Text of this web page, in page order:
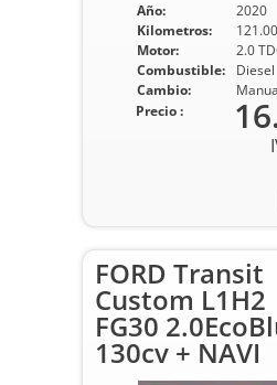
Año:
2020
Kilometros:
Motor:
2.0
Combustible:
Diesel
Cambio:
Precio :
FORD Transit
Custom L1H2
FG30
130cv + NAVI